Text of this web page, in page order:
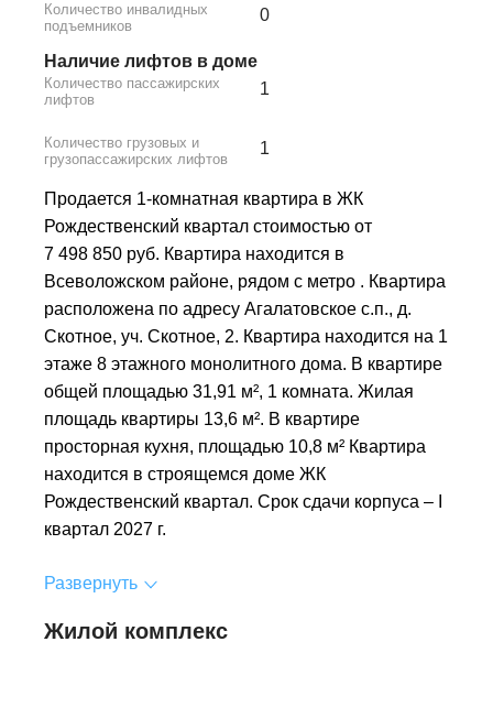
Количество инвалидных
подъемников
0
Наличие лифтов в доме
Количество пассажирских
лифтов
1
Количество грузовых и
грузопассажирских лифтов
1
Продается 1-комнатная квартира в ЖК
Рождественский квартал стоимостью от
7 498 850 руб. Квартира находится в
Всеволожском районе, рядом с метро . Квартира
расположена по адресу Агалатовское с.п., д.
Скотное, уч. Скотное, 2. Квартира находится на 1
этаже 8 этажного монолитного дома. В квартире
общей площадью 31,91 м², 1 комната. Жилая
площадь квартиры 13,6 м². В квартире
просторная кухня, площадью 10,8 м² Квартира
находится в строящемся доме ЖК
Рождественский квартал. Срок сдачи корпуса – I
квартал 2027 г.
Развернуть
Жилой комплекс